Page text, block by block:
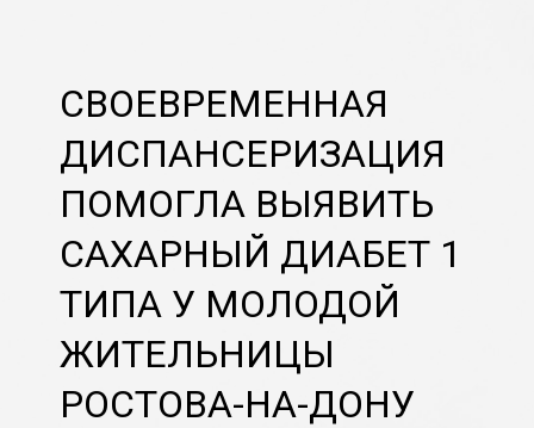
СВОЕВРЕМЕННАЯ
ДИСПАНСЕРИЗАЦИЯ
ПОМОГЛА ВЫЯВИТЬ
САХАРНЫЙ ДИАБЕТ 1
ТИПА У МОЛОДОЙ
ЖИТЕЛЬНИЦЫ
РОСТОВА-НА-ДОНУ